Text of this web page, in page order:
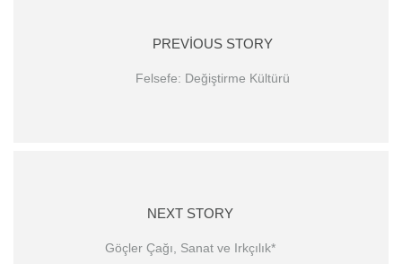
PREVIOUS STORY
Felsefe: Değiştirme Kültürü
NEXT STORY
Göçler Çağı, Sanat ve Irkçılık*